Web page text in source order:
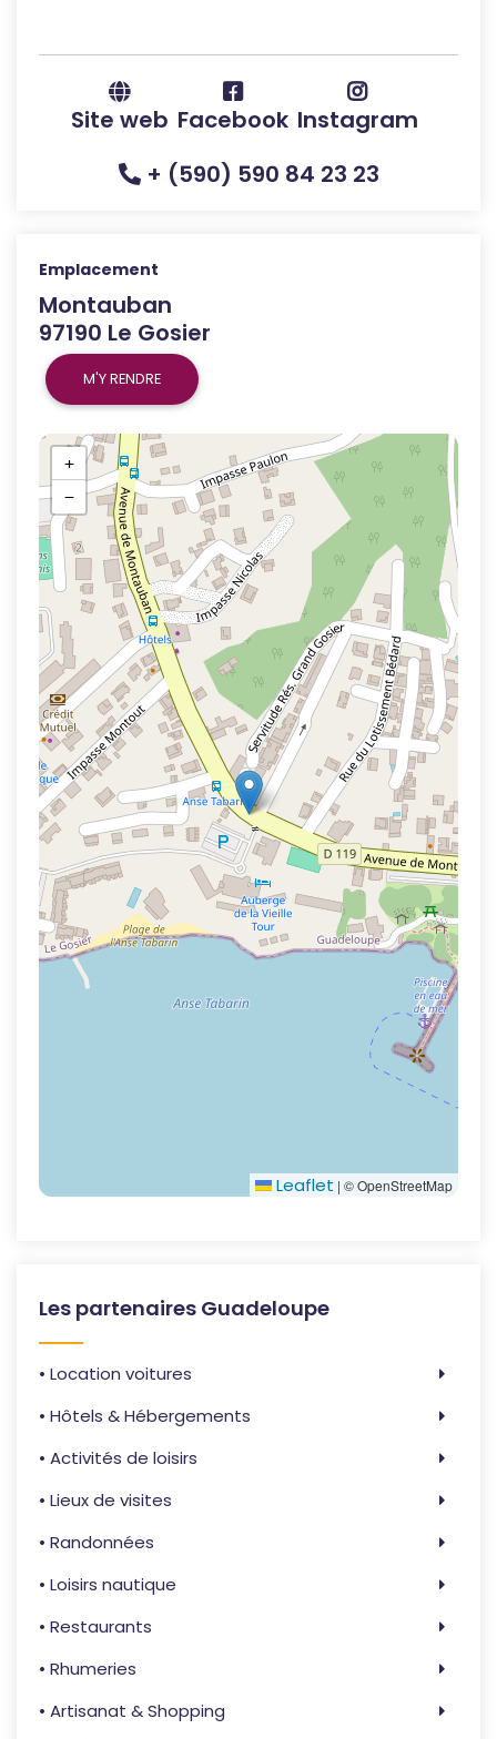
Site web Facebook Instagram
+ (590) 590 84 23 23
Emplacement
Montauban
97190 Le Gosier
M'Y RENDRE
+
−
Leaflet | © OpenStreetMap
Les partenaires Guadeloupe
• Location voitures
• Hôtels & Hébergements
• Activités de loisirs
• Lieux de visites
• Randonnées
• Loisirs nautique
• Restaurants
• Rhumeries
• Artisanat & Shopping